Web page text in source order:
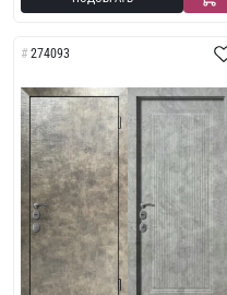
274093